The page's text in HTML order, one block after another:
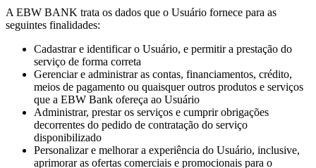
A EBW BANK trata os dados que o Usuário fornece para as
seguintes finalidades:
Cadastrar e identificar o Usuário, e permitir a prestação do
serviço de forma correta
Gerenciar e administrar as contas, financiamentos, crédito,
meios de pagamento ou quaisquer outros produtos e serviços
que a EBW Bank ofereça ao Usuário
Administrar, prestar os serviços e cumprir obrigações
decorrentes do pedido de contratação do serviço
disponibilizado
Personalizar e melhorar a experiência do Usuário, inclusive,
aprimorar as ofertas comerciais e promocionais para o